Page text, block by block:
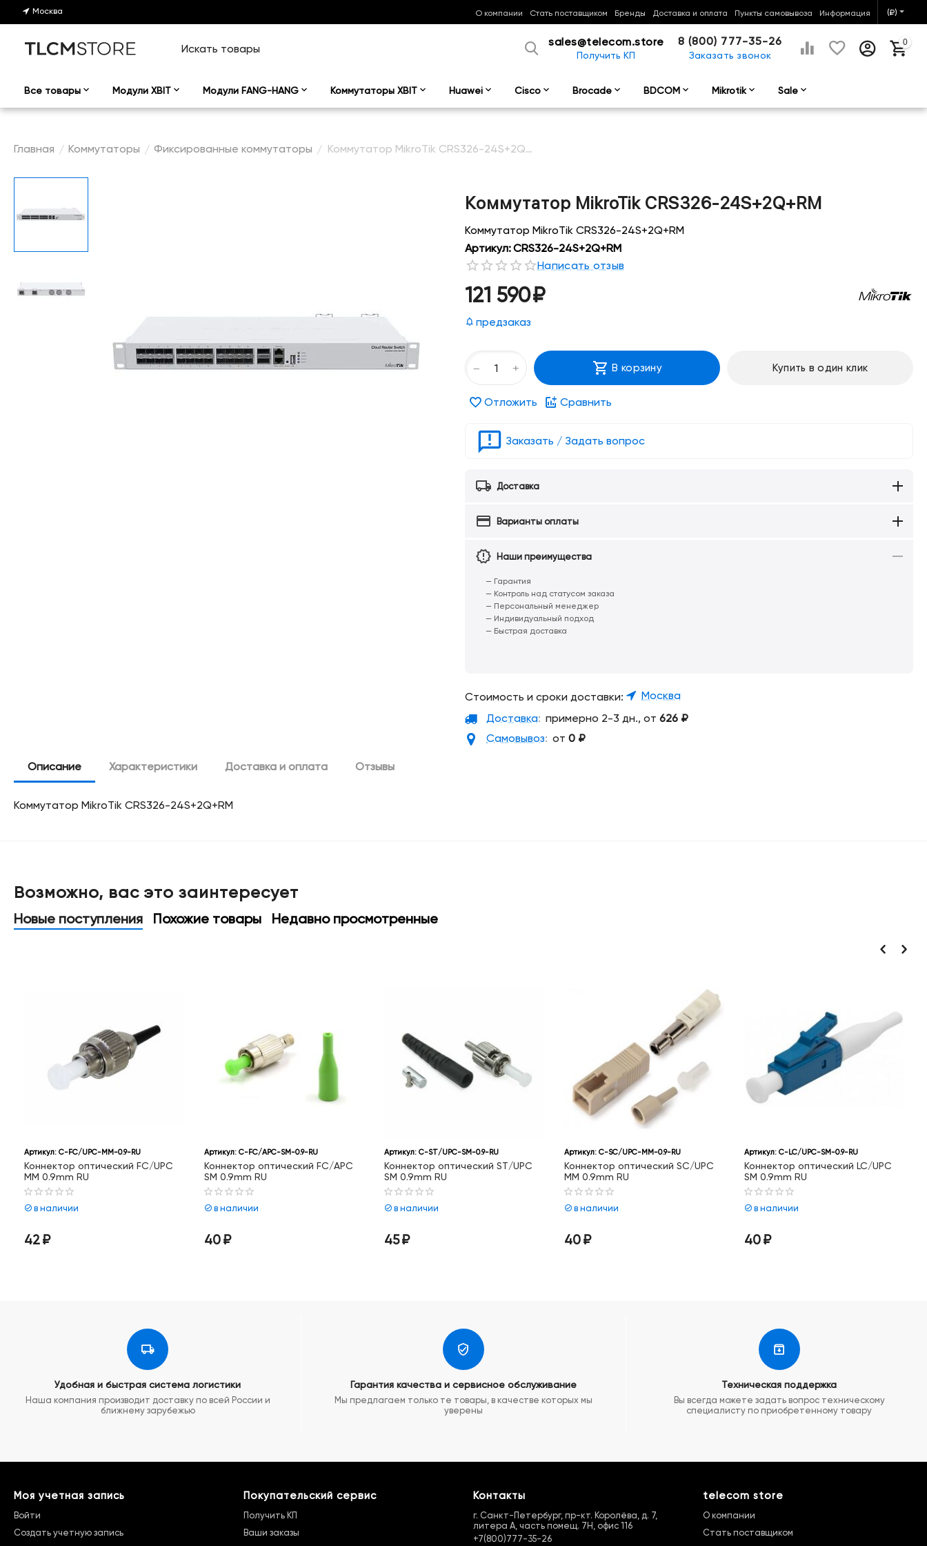
Москва (₽)
О компании Стать поставщиком Бренды Доставка и оплата Пункты самовывоза Информация
sales@telecom.store
Получить КП
8 (800) 777-35-26
Заказать звонок
0
Все товары Модули XBIT Модули FANG-HANG Коммутаторы XBIT Huawei Cisco Brocade BDCOM Mikrotik Sale
Главная / Коммутаторы / Фиксированные коммутаторы / Коммутатор MikroTik CRS326-24S+2Q+RM
Коммутатор MikroTik CRS326-24S+2Q+RM
Коммутатор MikroTik CRS326-24S+2Q+RM
Артикул:CRS326-24S+2Q+RM
Написать отзыв
121 590₽
предзаказ
+
− В корзину Купить в один клик
Отложить Сравнить
Заказать / Задать вопрос
Доставка
Варианты оплаты
Наши преимущества
— Гарантия
— Контроль над статусом заказа
— Персональный менеджер
— Индивидуальный подход
— Быстрая доставка
Стоимость и сроки доставки:
Москва
Доставка: примерно 2-3 дн., от 626 ₽
Самовывоз: от 0 ₽
Описание Характеристики Доставка и оплата Отзывы
Коммутатор MikroTik CRS326-24S+2Q+RM
Возможно, вас это заинтересует
Новые поступления Похожие товары Недавно просмотренные
C-FC/UPC-MM-0.9-RU
оптический FC/UPC
RU
C-FC/APC-SM-0.9-RU
Коннектор оптический FC/APC
SM 0.9mm RU
в наличии
C-ST/UPC-SM-0.9-RU
Коннектор оптический ST/UPC
SM 0.9mm RU
в наличии
C-SC/UPC-MM-0.9-RU
Коннектор оптический SC/UPC
MM 0.9mm RU
в наличии
C-LC/UPC-SM-0.9-RU
Коннектор оптический LC/UPC
SM 0.9mm RU
в наличии
Удобная и быстрая система логистики
Наша компания производит доставку по всей России и
ближнему зарубежью
Гарантия качества и сервисное обслуживание
Мы предлагаем только те товары, в качестве которых мы
уверены
Техническая поддержка
Вы всегда можете задать вопрос техническому
специалисту по приобретенному товару
Моя учетная запись
Войти
Создать учетную запись
Покупательский сервис
Получить КП
Ваши заказы
Контакты
г. Санкт-Петербург, пр-кт. Королёва, д. 7,
литера А, часть помещ. 7Н, офис 116
+7(800)777-35-26
telecom store
О компании
Стать поставщиком